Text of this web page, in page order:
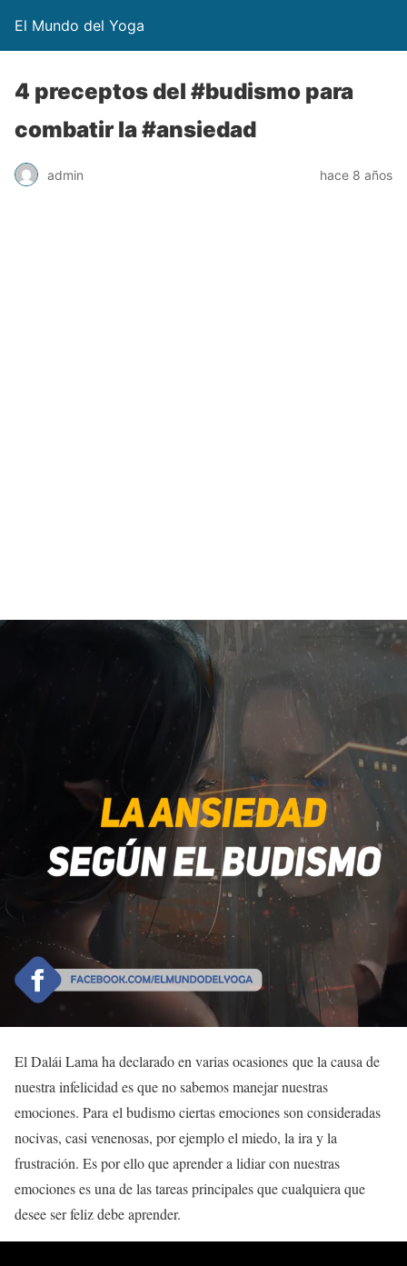
El Mundo del Yoga
4 preceptos del #budismo para
combatir la #ansiedad
admin hace 8 años
El Dalái Lama ha declarado en varias ocasiones que la causa de
nuestra infelicidad es que no sabemos manejar nuestras
emociones. Para el budismo ciertas emociones son consideradas
nocivas, casi venenosas, por ejemplo el miedo, la ira y la
frustración. Es por ello que aprender a lidiar con nuestras
emociones es una de las tareas principales que cualquiera que
desee ser feliz debe aprender.